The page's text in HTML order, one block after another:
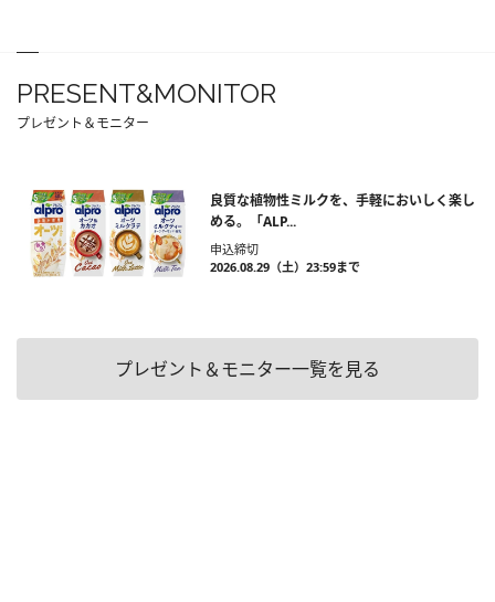
PRESENT&MONITOR
プレゼント＆モニター
良質な植物性ミルクを、手軽においしく楽し
める。「ALP...
申込締切
2026.08.29（土）23:59まで
プレゼント＆モニター一覧を見る